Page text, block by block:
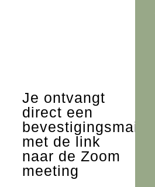
Je ontvangt
direct een
bevestigingsmail
met de link
naar de Zoom
meeting